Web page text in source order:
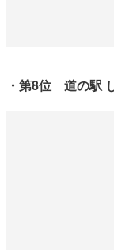
・第8位 道の駅